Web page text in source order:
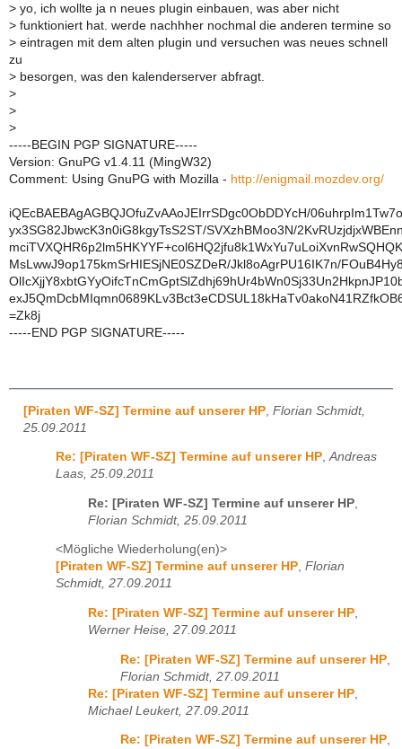
> yo, ich wollte ja n neues plugin einbauen, was aber nicht
> funktioniert hat. werde nachhher nochmal die anderen termine so
> eintragen mit dem alten plugin und versuchen was neues schnell
zu
> besorgen, was den kalenderserver abfragt.
>
>
>
-----BEGIN PGP SIGNATURE-----
Version: GnuPG v1.4.11 (MingW32)
Comment: Using GnuPG with Mozilla - http://enigmail.mozdev.org/
iQEcBAEBAgAGBQJOfuZvAAoJEIrrSDgc0ObDDYcH/
yx3SG82JbwcK3n0iG8kgyTsS2ST/SVXzhBMoo3N/
MsLwwJ9op175kmSrHIESjNE0SZDeR/Jkl8oAgrPU16IK7n/
=Zk8j
-----END PGP SIGNATURE-----
[Piraten WF-SZ] Termine auf unserer HP Florian Schmidt,
25.09.2011
Re: [Piraten WF-SZ] Termine auf unserer HP,Andreas
Laas, 25.09.2011
Re: [Piraten WF-SZ] Termine auf unserer HP
Florian Schmidt, 25.09.2011
<Mögliche Wiederholung(en)>
[Piraten WF-SZ] Termine auf unserer HP, Florian
Schmidt, 27.09.2011
Re: [Piraten WF-SZ] Termine auf unserer HP
Werner Heise, 27.09.2011
Re: [Piraten WF-SZ] Termine auf unserer HP
Florian Schmidt, 27.09.2011
Re: [Piraten WF-SZ] Termine auf unserer HP
Michael Leukert, 27.09.2011
Re: [Piraten WF-SZ] Termine auf unserer HP,